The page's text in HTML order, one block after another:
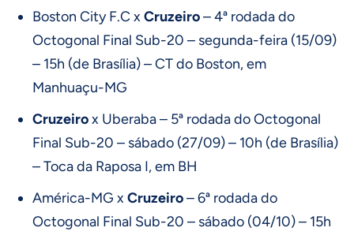
Boston City F.C xCruzeiro– 4ª rodada do
Octogonal Final Sub-20 – segunda-feira (15/09)
– 15h (de Brasília) – CT do Boston, em
Manhuaçu-MG
Cruzeirox Uberaba – 5ª rodada do Octogonal
Final Sub-20 – sábado (27/09) – 10h (de Brasília)
– Toca da Raposa I, em BH
América-MG xCruzeiro– 6ª rodada do
Octogonal Final Sub-20 – sábado (04/10) – 15h